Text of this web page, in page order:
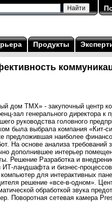
Продукты
дом ТМХ» - закупочный центр
зал генерального директора
руководства головного
была выбрала компания «Кит-
предложившая наиболее
На основе анализа
дополнившее интерьер
Решение Разработка и
ландшафта и бизнес-
для интерактивных
решение «все-в-одном».
обработкой звука
Поворотная сетевая камера